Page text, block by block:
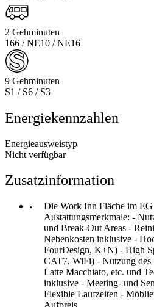
2 Gehminuten
166 / NE10 / NE16
9 Gehminuten
S1 / S6 / S3
Energiekennzahlen
Energieausweistyp
Nicht verfügbar
Zusatzinformation
Die Work Inn Fläche im
Austattungsmerkmale: -
und Break-Out Areas -
Nebenkosten inklusive -
FourDesign, K+N) - High
CAT7, WiFi) - Nutzung des
Latte Macchiato, etc. und
inklusive - Meeting- und
Flexible Laufzeiten -